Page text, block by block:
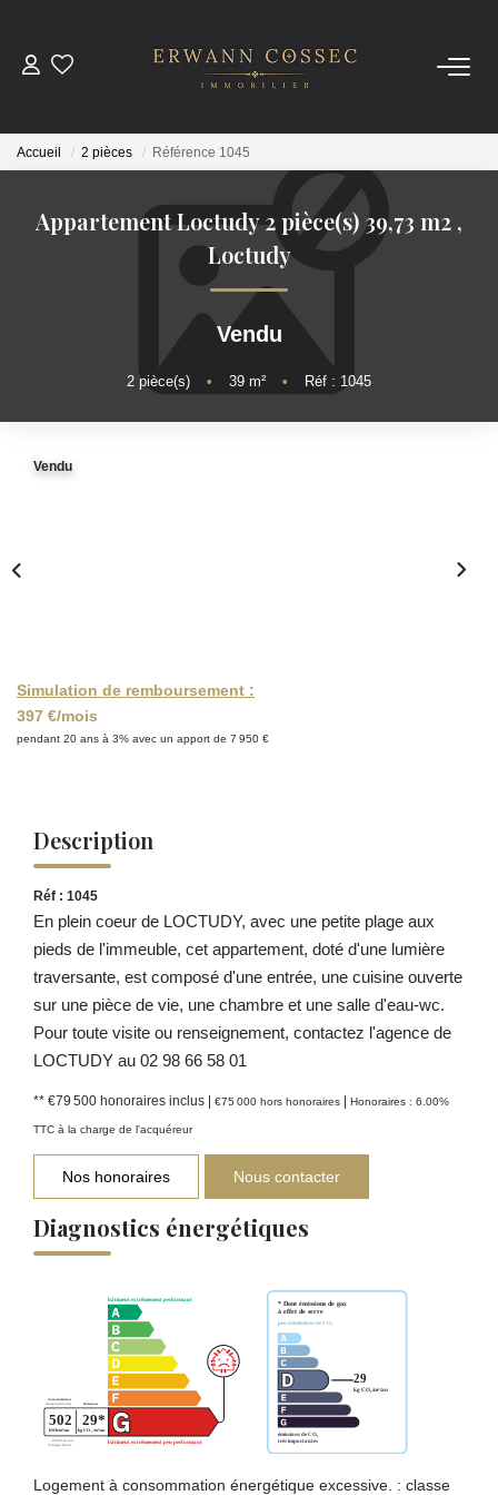
LOUER
ESTIMER
NOTRE AGENCE
Accueil 2 pièces Référence 1045
Appartement Loctudy 2 pièce(s) 39,73 m2 ,
Loctudy
Vendu
2 pièce(s) • 39 m² • Réf : 1045
Vendu
Simulation de remboursement :
397 €/mois
pendant 20 ans à 3% avec un apport de 7 950 €
Description
Réf : 1045
En plein coeur de LOCTUDY, avec une petite plage aux
pieds de l'immeuble, cet appartement, doté d'une lumière
traversante, est composé d'une entrée, une cuisine ouverte
sur une pièce de vie, une chambre et une salle d'eau-wc.
Pour toute visite ou renseignement, contactez l'agence de
LOCTUDY au 02 98 66 58 01
** €79 500 honoraires inclus | €75 000 hors honoraires | Honoraires : 6.00%
TTC à la charge de l'acquéreur
Nos honoraires Nous contacter
Diagnostics énergétiques
Logement à consommation énergétique excessive. : classe